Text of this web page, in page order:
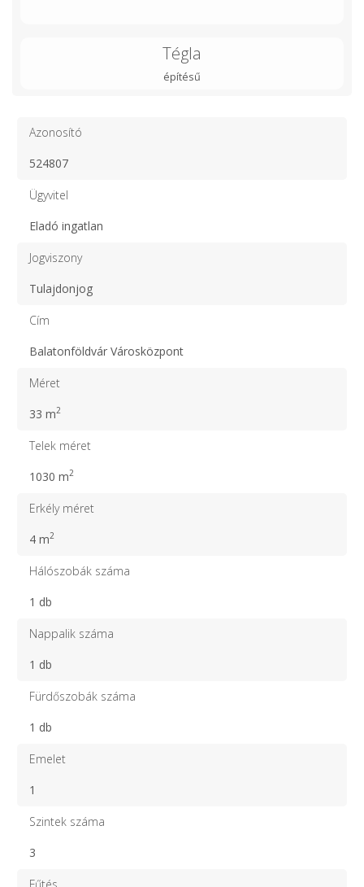
Tégla
építésű
Azonosító
524807
Ügyvitel
Eladó ingatlan
Jogviszony
Tulajdonjog
Cím
Balatonföldvár Városközpont
Méret
33 m2
Telek méret
1030 m2
Erkély méret
4 m2
Hálószobák száma
1 db
Nappalik száma
1 db
Fürdőszobák száma
1 db
Emelet
1
Szintek száma
3
Fűtés